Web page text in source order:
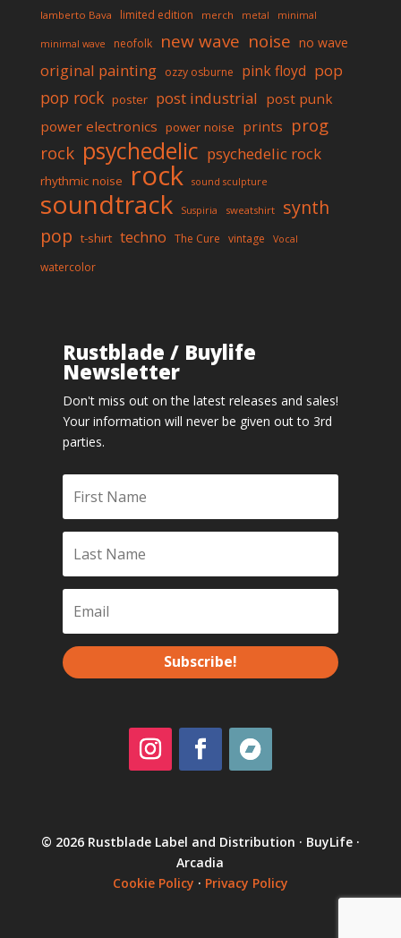
lamberto Bava limited edition merch metal minimal
minimal wave neofolk new wave noise no wave
original painting ozzy osburne pink floyd pop
pop rock poster post industrial post punk
power electronics power noise prints prog
rock psychedelic psychedelic rock
rhythmic noise rock sound sculpture
soundtrack Suspiria sweatshirt
synth
pop t-shirt techno The Cure vintage Vocal
watercolor
Rustblade / Buylife
Newsletter
Don't miss out on the latest releases and sales!
Your information will never be given out to 3rd
parties.
Subscribe!
© 2026 Rustblade Label and Distribution · BuyLife ·
Arcadia
Cookie Policy · Privacy Policy